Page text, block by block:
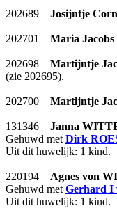
202689 Josijntje
202701 Maria Jacobs
202698 Martijntje
(zie 202695).
202700 Martijntje
131346 Janna
Gehuwd met Dirk
Uit dit huwelijk: 1 kind.
220194 Agnes von
Gehuwd met Gerhard I
Uit dit huwelijk: 1 kind.